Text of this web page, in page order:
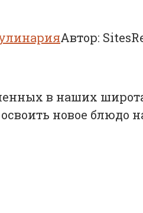
Автор:
в наших
новое блюдо